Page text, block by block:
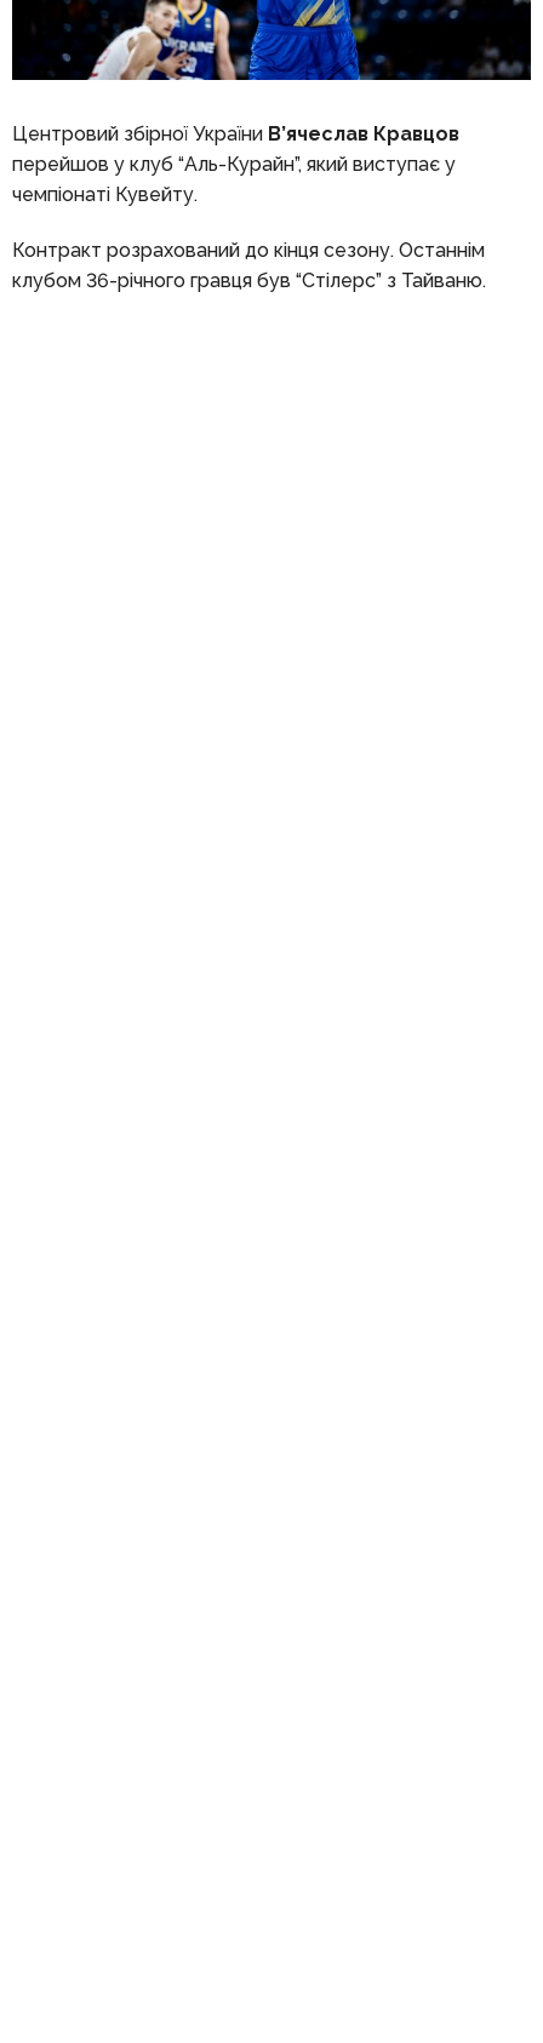
Центровий збірної України В’ячеслав Кравцов
перейшов у клуб “Аль-Курайн”, який виступає у
чемпіонаті Кувейту.
Контракт розрахований до кінця сезону. Останнім
клубом 36-річного гравця був “Стілерс” з Тайваню.